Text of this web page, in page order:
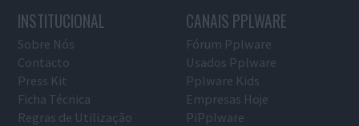
INSTITUCIONAL
Sobre Nós
Contacto
Press Kit
Ficha Técnica
Regras de Utilização
CANAIS PPLWARE
Fórum Pplware
Usados Pplware
Pplware Kids
Empresas Hoje
PiPplware